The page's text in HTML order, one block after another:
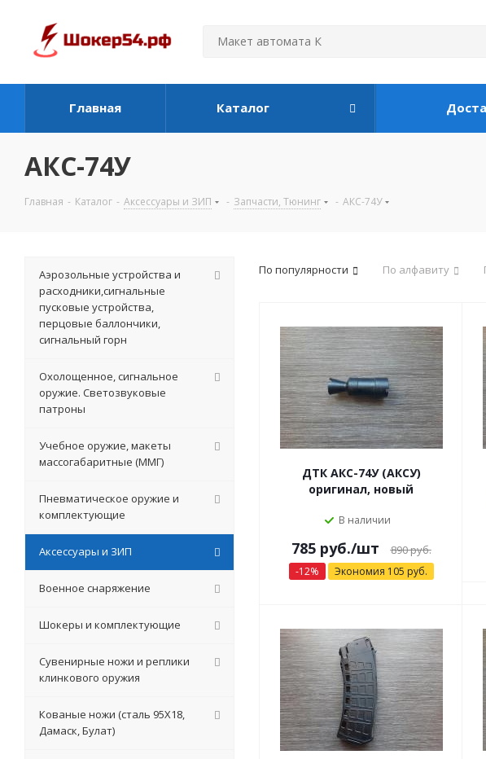
Главная Каталог
АКС-74У
Главная - Каталог - Аксессуары и ЗИП - Запчасти, Тюнинг - АКС-74У
По популярности По алфавиту
ДТК АКС-74У (АКСУ)
оригинал, новый
В наличии
785руб./шт 890руб.
-12% Экономия 105 руб.
Аэрозольные устройства и
расходники,сигнальные
пусковые устройства,
перцовые баллончики,
сигнальный горн
Охолощенное, сигнальное
оружие. Светозвуковые
патроны
Учебное оружие, макеты
массогабаритные (ММГ)
Пневматическое оружие и
комплектующие
Аксессуары и ЗИП
Военное снаряжение
Шокеры и комплектующие
Сувенирные ножи и реплики
клинкового оружия
Кованые ножи (сталь 95Х18,
Дамаск, Булат)